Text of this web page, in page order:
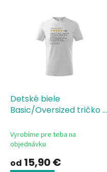
od
o
Detské biele
Basic/Oversized tričko s
produktu-študent
Vyrobíme pre teba na
objednávku
od 15,90 €